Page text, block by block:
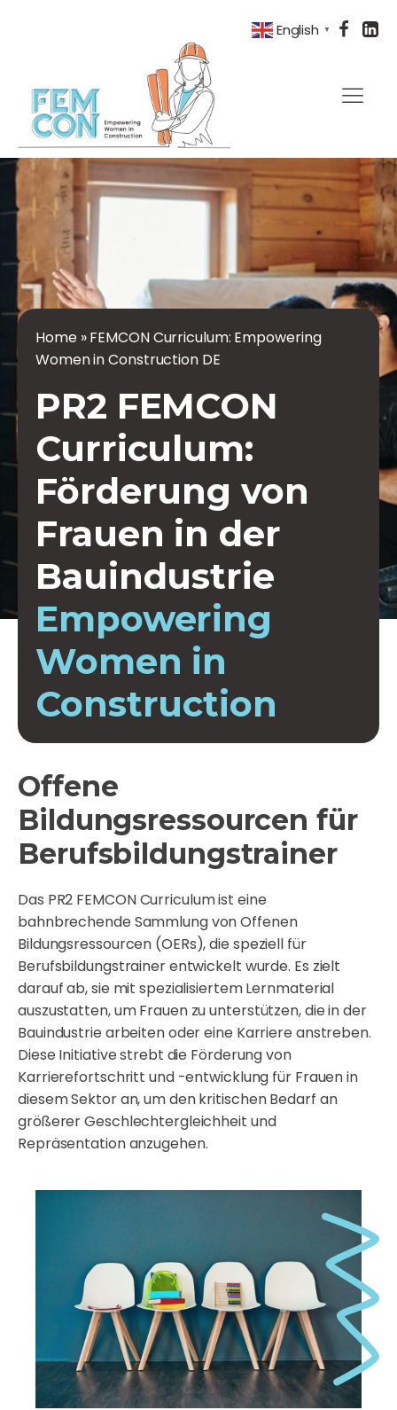
English ▼
Home»FEMCON Curriculum: Empowering
Women in Construction DE
PR2 FEMCON
Curriculum:
Förderung von
Frauen in der
Bauindustrie
Empowering
Women in
Construction
Offene
Bildungsressourcen für
Berufsbildungstrainer
Das PR2 FEMCON Curriculum ist eine
bahnbrechende Sammlung von Offenen
Bildungsressourcen (OERs), die speziell für
Berufsbildungstrainer entwickelt wurde. Es zielt
darauf ab, sie mit spezialisiertem Lernmaterial
auszustatten, um Frauen zu unterstützen, die in der
Bauindustrie arbeiten oder eine Karriere anstreben.
Diese Initiative strebt die Förderung von
Karrierefortschritt und -entwicklung für Frauen in
diesem Sektor an, um den kritischen Bedarf an
größerer Geschlechtergleichheit und
Repräsentation anzugehen.